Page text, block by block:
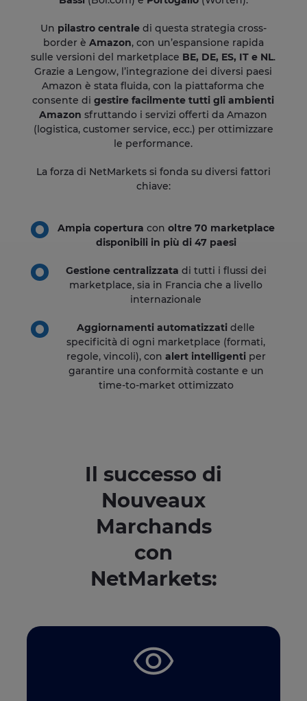
Un pilastro centraledi questa strategia cross-
border è Amazon, con un’espansione rapida
sulle versioni del marketplace BE, DE, ES, IT e NL.
Grazie a Lengow, l’integrazione dei diversi paesi
Amazon è stata fluida, con la piattaforma che
consente digestire facilmente tutti gli ambienti
Amazon sfruttando i servizi offerti da Amazon
(logistica, customer service, ecc.) per ottimizzare
le performance.
La forza di NetMarkets si fonda su diversi fattori
chiave:
Ampia copertura con oltre 70 marketplace
disponibili in più di 47 paesi
Gestione centralizzata di tutti i flussi dei
marketplace, sia in Francia che a livello
internazionale
Aggiornamenti automatizzati delle
specificità di ogni marketplace (formati,
regole, vincoli), con alert intelligentiper
garantire una conformità costante e un
time-to-market ottimizzato
Il successo di
Nouveaux
Marchands
con
NetMarkets: